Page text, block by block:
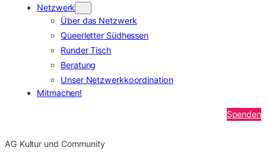
Netzwerk
Über das Netzwerk
Queerletter Südhessen
Runder Tisch
Beratung
Unser Netzwerkkoordination
Mitmachen!
Spenden
AG Kultur und Community